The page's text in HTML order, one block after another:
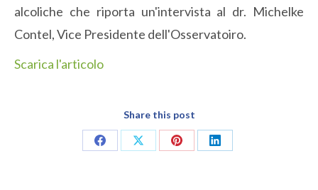
alcoliche che riporta un'intervista al dr. Michelke
Contel, Vice Presidente dell'Osservatoiro.
Scarica l'articolo
Share this post
Share
Share
Share
Share